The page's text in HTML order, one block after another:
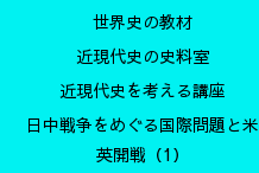
世界史の教材
近現代史の史料室
近現代史を考える講座
日中戦争をめぐる国際問題と米
英開戦（1）